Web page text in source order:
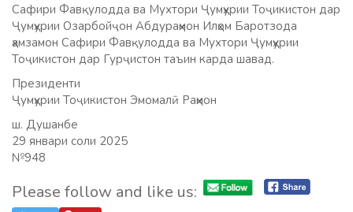
Сафири Фавқулодда ва Мухтори Ҷумҳурии Тоҷикистон дар
Ҷумҳурии Озарбойҷон Абдураҳмон Илҳом Баротзода
ҳамзамон Сафири Фавқулодда ва Мухтори Ҷумҳурии
Тоҷикистон дар Гурҷистон таъин карда шавад.
Президенти
Ҷумҳурии Тоҷикистон Эмомалӣ Раҳмон
ш. Душанбе
29 январи соли 2025
№948
Please follow and like us: